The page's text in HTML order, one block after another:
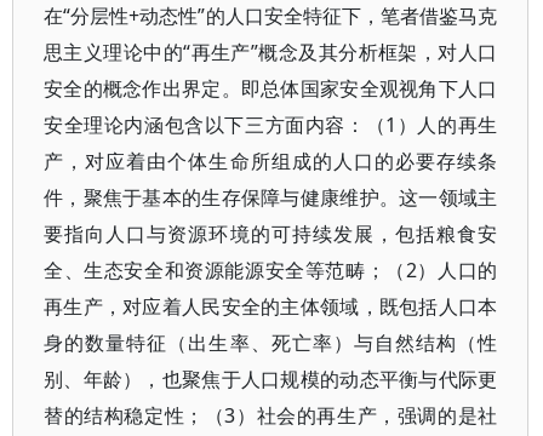
在“分层性+动态性”的人口安全特征下，笔者借鉴马克
思主义理论中的“再生产”概念及其分析框架，对人口
安全的概念作出界定。即总体国家安全观视角下人口
安全理论内涵包含以下三方面内容：（1）人的再生
产，对应着由个体生命所组成的人口的必要存续条
件，聚焦于基本的生存保障与健康维护。这一领域主
要指向人口与资源环境的可持续发展，包括粮食安
全、生态安全和资源能源安全等范畴；（2）人口的
再生产，对应着人民安全的主体领域，既包括人口本
身的数量特征（出生率、死亡率）与自然结构（性
别、年龄），也聚焦于人口规模的动态平衡与代际更
替的结构稳定性；（3）社会的再生产，强调的是社